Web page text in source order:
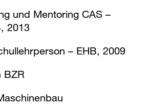
und Mentoring CAS –
2013
– EHB, 2009
BZR